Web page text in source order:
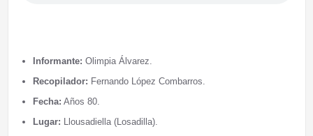
Informante: Olimpia Álvarez.
Recopilador: Fernando López Combarros.
Fecha: Años 80.
Lugar: Llousadiella (Losadilla).